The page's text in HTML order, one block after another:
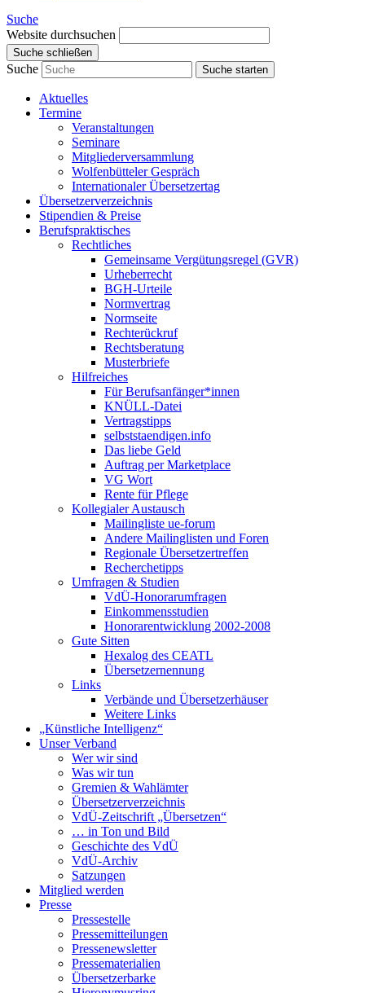
Suche
Website durchsuchen
Suche schließen
Suche Suche starten
Aktuelles
Termine
Veranstaltungen
Seminare
Mitgliederversammlung
Wolfenbütteler Gespräch
Internationaler Übersetzertag
Übersetzer­verzeichnis
Stipendien & Preise
Berufs­praktisches
Rechtliches
Gemein­same Vergütungs­regel (GVR)
Urheberrecht
BGH-Urteile
Normvertrag
Normseite
Rechte­rückruf
Rechts­beratung
Muster­briefe
Hilfreiches
Für Berufsanfänger*innen
KNÜLL-Datei
Vertragstipps
selbststaendigen.info
Das liebe Geld
Auftrag per Marketplace
VG Wort
Rente für Pflege
Kollegialer Austausch
Mailingliste ue-forum
Andere Mailinglisten und Foren
Regionale Übersetzertreffen
Recherchetipps
Umfragen & Studien
VdÜ-Honorarumfragen
Einkommensstudien
Honorarentwicklung 2002-2008
Gute Sitten
Hexalog des CEATL
Übersetzernennung
Links
Verbände und Übersetzerhäuser
Weitere Links
„Künstliche Intelligenz“
Unser Verband
Wer wir sind
Was wir tun
Gremien & Wahlämter
Übersetzer­verzeichnis
VdÜ-Zeitschrift „Übersetzen“
… in Ton und Bild
Geschichte des VdÜ
VdÜ-Archiv
Satzungen
Mitglied werden
Presse
Pressestelle
Pressemitteilungen
Pressenewsletter
Pressematerialien
Übersetzerbarke